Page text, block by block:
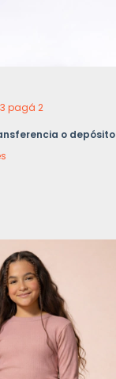
pagá 2
o depósito